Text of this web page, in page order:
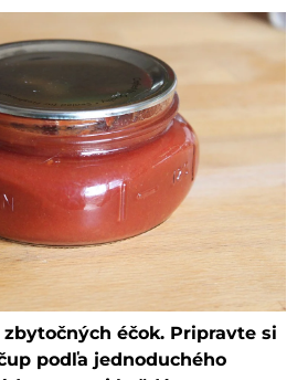
éčok. Pripravte si
podľa jednoduchého